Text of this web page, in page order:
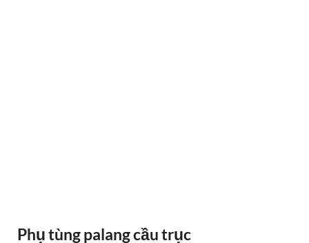
Phụ tùng palang cầu trục